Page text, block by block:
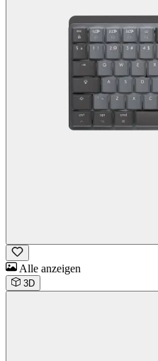
Alle anzeigen
3D